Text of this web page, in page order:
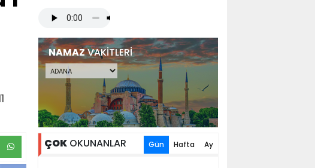
NAMAZVAKİTLERİ
ÇOK OKUNANLAR Gün Hafta Ay